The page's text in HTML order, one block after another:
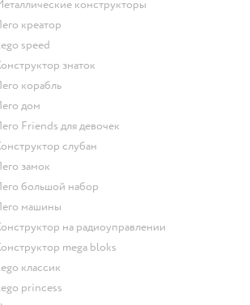
Металлические конструкторы
Лего креатор
Lego speed
Конструктор знаток
Лего корабль
Лего дом
Лего Friends для девочек
Конструктор слубан
Лего замок
Лего большой набор
Лего машины
Конструктор на радиоуправлении
Конструктор mega bloks
Lego классик
Lego princess